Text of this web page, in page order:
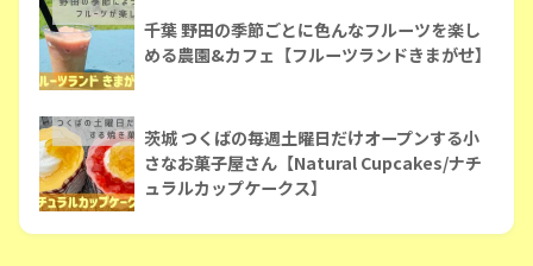
千葉 野田の季節ごとに色んなフルーツを楽し
める農園&カフェ【フルーツランドきまがせ】
茨城 つくばの毎週土曜日だけオープンする小
さなお菓子屋さん【Natural Cupcakes/ナチ
ュラルカップケークス】